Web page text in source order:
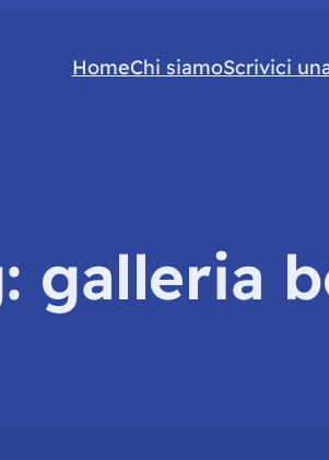
HomeChi siamoScrivici
galleria